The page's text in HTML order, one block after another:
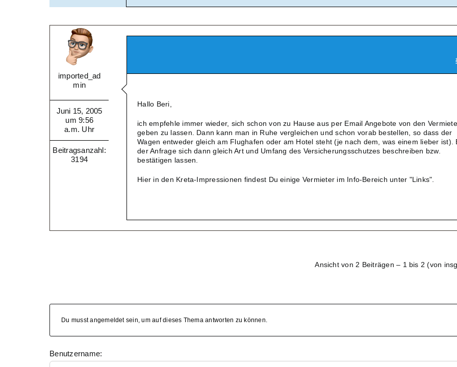
imported_ad
min
Juni 15, 2005
um 9:56
a.m. Uhr
Beitragsanzahl:
3194
Hallo Beri,
ich empfehle immer wieder, sich schon von zu Hause aus per Email Angebote von den
geben zu lassen. Dann kann man in Ruhe vergleichen und schon vorab bestellen, so dass der
Wagen entweder gleich am Flughafen oder am Hotel steht (je nach dem, was einem lieber ist).
der Anfrage sich dann gleich Art und Umfang des Versicherungsschutzes beschreiben bzw.
bestätigen lassen.
Hier in den Kreta-Impressionen findest Du einige Vermieter im Info-Bereich unter "Links".
Ansicht von 2 Beiträgen – 1 bis 2 (von
Du musst angemeldet sein, um auf dieses Thema antworten zu können.
Benutzername: